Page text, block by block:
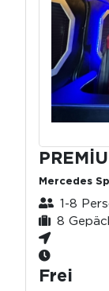
Mercedes
1-8
8
Frei